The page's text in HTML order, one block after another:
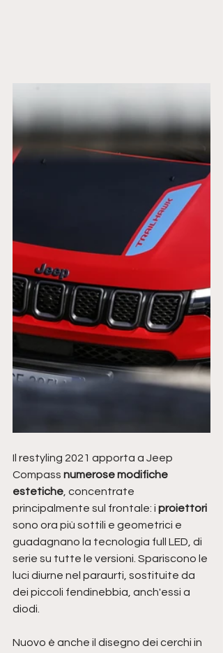
Il restyling 2021 apporta a Jeep
Compass numerose modifiche
estetiche , concentrate
principalmente sul frontale: i proiettori
sono ora più sottili e geometrici e
guadagnano la tecnologia full LED, di
serie su tutte le versioni. Spariscono le
luci diurne nel paraurti, sostituite da
dei piccoli fendinebbia, anch'essi a
diodi.
Nuovo è anche il disegno dei cerchi in